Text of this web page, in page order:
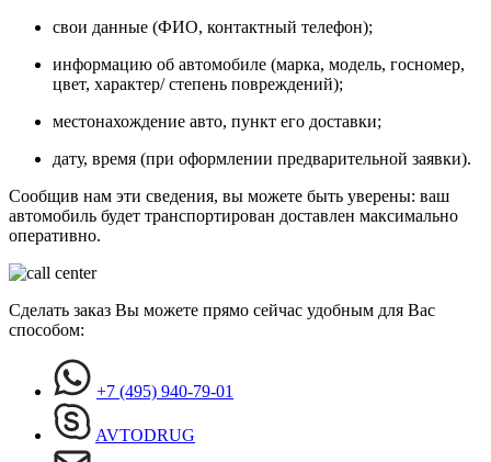
свои данные (ФИО, контактный телефон);
информацию об автомобиле (марка, модель, госномер,
цвет, характер/ степень повреждений);
местонахождение авто, пункт его доставки;
дату, время (при оформлении предварительной заявки).
Сообщив нам эти сведения, вы можете быть уверены: ваш
автомобиль будет транспортирован доставлен максимально
оперативно.
Сделать заказ Вы можете прямо сейчас удобным для Вас
способом:
+7 (495) 940-79-01
AVTODRUG